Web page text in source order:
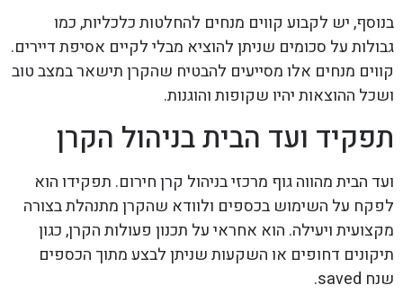
בנוסף, יש לקבוע קווים מנחים להחלטות כלכליות, כמו
גבולות על סכומים שניתן להוציא מבלי לקיים אסיפת דיירים.
קווים מנחים אלו מסייעים להבטיח שהקרן תישאר במצב טוב
ושכל ההוצאות יהיו שקופות והוגנות.
תפקיד ועד הבית בניהול הקרן
ועד הבית מהווה גוף מרכזי בניהול קרן חירום. תפקידו הוא
לפקח על השימוש בכספים ולוודא שהקרן מתנהלת בצורה
מקצועית ויעילה. הוא אחראי על תכנון פעולות הקרן, כגון
תיקונים דחופים או השקעות שניתן לבצע מתוך הכספים
שנח saved.